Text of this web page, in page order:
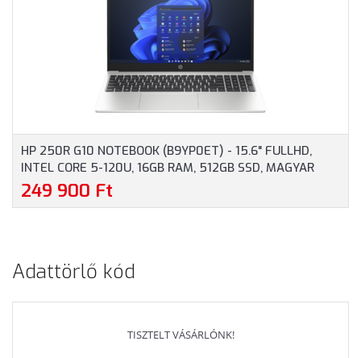
EZÜSTSZÜRKE SZÍNBEN
PROFESSIONAL, 3 ÉV
GARANCIA, EZÜST
SZÍNBEN
HP 250R G10 NOTEBOOK (B9YP0ET) - 15.6" FULLHD,
INTEL CORE 5-120U, 16GB RAM, 512GB SSD, MAGYAR
BILLENTYŰZET, WINDOWS 11 HOME, 3 ÉV GARANCIA,
EZÜSTSZÜRKE SZÍNBEN
249 900 Ft
Adattörlő kód
TISZTELT VÁSÁRLÓNK!